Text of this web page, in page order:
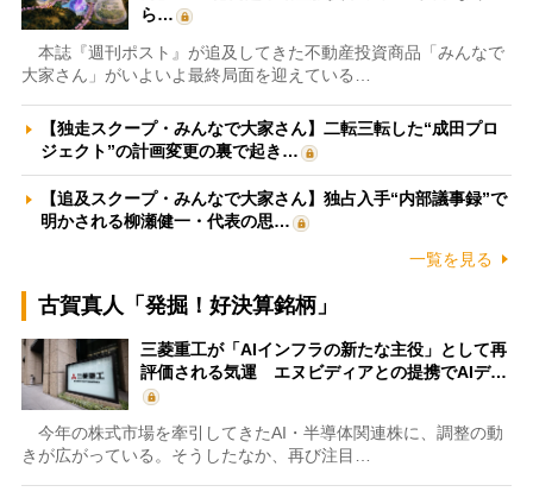
ら…
本誌『週刊ポスト』が追及してきた不動産投資商品「みんなで
大家さん」がいよいよ最終局面を迎えている…
【独走スクープ・みんなで大家さん】二転三転した“成田プロ
ジェクト”の計画変更の裏で起き…
【追及スクープ・みんなで大家さん】独占入手“内部議事録”で
明かされる柳瀬健一・代表の思…
一覧を見る
古賀真人「発掘！好決算銘柄」
三菱重工が「AIインフラの新たな主役」として再
評価される気運 エヌビディアとの提携でAIデ…
今年の株式市場を牽引してきたAI・半導体関連株に、調整の動
きが広がっている。そうしたなか、再び注目…